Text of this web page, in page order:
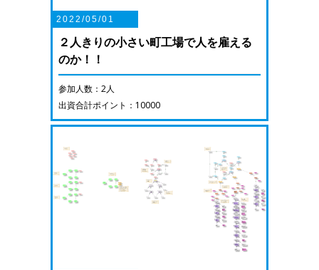
2022/05/01
２人きりの小さい町工場で人を雇える
のか！！
参加人数：2人
出資合計ポイント：10000